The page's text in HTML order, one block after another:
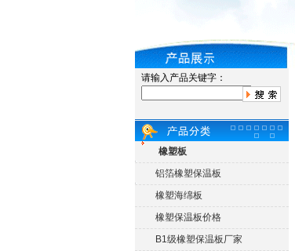
请输入产品关键字：
橡塑板
铝箔橡塑保温板
橡塑海绵板
橡塑保温板价格
B1级橡塑保温板厂家